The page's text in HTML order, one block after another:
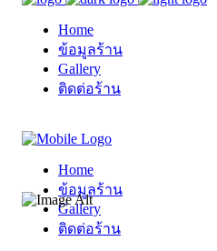
Home
ข้อมูลร้าน
Gallery
ติดต่อร้าน
Home
ข้อมูลร้าน
Gallery
ติดต่อร้าน